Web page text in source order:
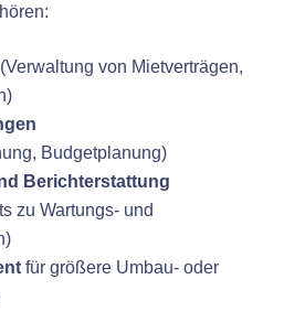
(Verwaltung von Mietverträgen,
Budgetplanung)
Berichterstattung
zu Wartungs- und
für größere Umbau- oder